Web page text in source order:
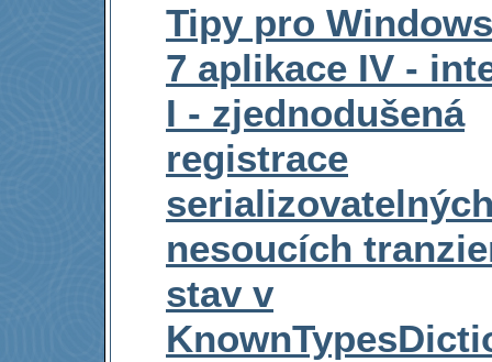
Tipy pro
7 aplikace IV -
I - zjednodušená
registrace
nesoucích
stav v